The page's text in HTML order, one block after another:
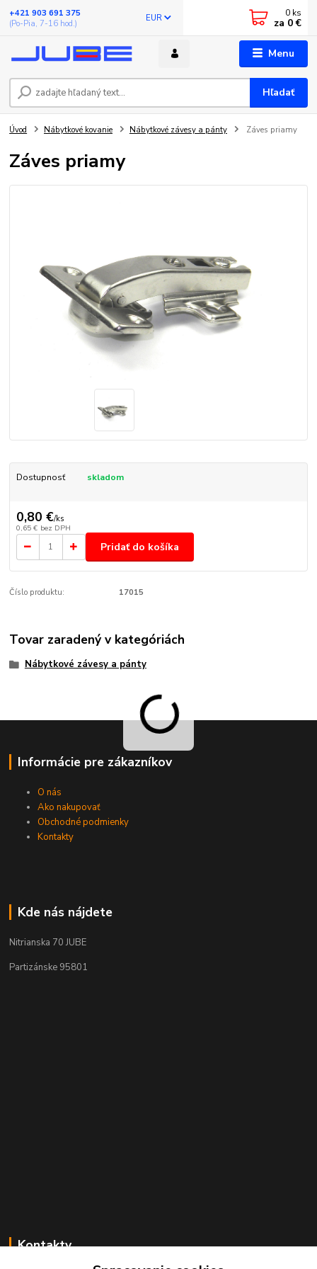
Menu
EUR
Hľadať
+421 903 691 375
(Po-Pia, 7-16 hod.)
0 ks
za 0 €
Úvod Nábytkové kovanie Nábytkové závesy a pánty Záves priamy
Záves priamy
Dostupnosť skladom
0,80 €/ks
0,65 € bez DPH
Pridať do košíka
Číslo produktu: 17015
Tovar zaradený v kategóriách
Nábytkové závesy a pánty
Informácie pre zákazníkov
O nás
Ako nakupovať
Obchodné podmienky
Kontakty
Kde nás nájdete
Nitrianska 70 JUBE
Partizánske 95801
Kontakty